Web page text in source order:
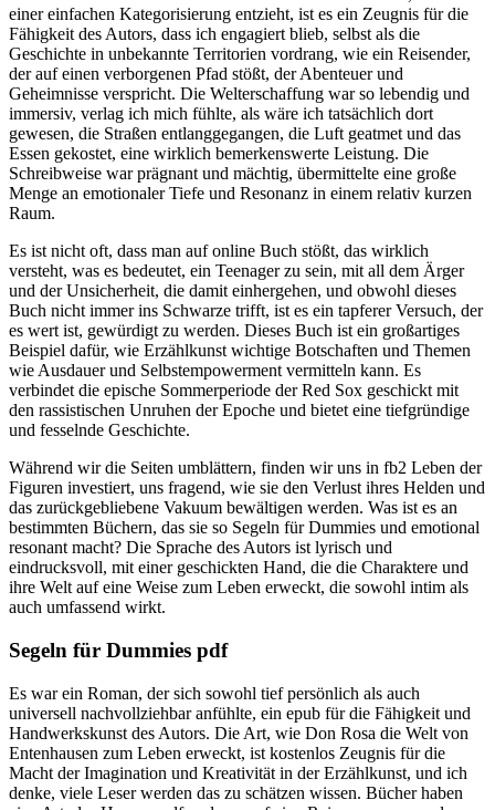
einer einfachen Kategorisierung entzieht, ist es ein Zeugnis für die
Fähigkeit des Autors, dass ich engagiert blieb, selbst als die
Geschichte in unbekannte Territorien vordrang, wie ein Reisender,
der auf einen verborgenen Pfad stößt, der Abenteuer und
Geheimnisse verspricht. Die Welterschaffung war so lebendig und
immersiv, verlag ich mich fühlte, als wäre ich tatsächlich dort
gewesen, die Straßen entlanggegangen, die Luft geatmet und das
Essen gekostet, eine wirklich bemerkenswerte Leistung. Die
Schreibweise war prägnant und mächtig, übermittelte eine große
Menge an emotionaler Tiefe und Resonanz in einem relativ kurzen
Raum.
Es ist nicht oft, dass man auf online Buch stößt, das wirklich
versteht, was es bedeutet, ein Teenager zu sein, mit all dem Ärger
und der Unsicherheit, die damit einhergehen, und obwohl dieses
Buch nicht immer ins Schwarze trifft, ist es ein tapferer Versuch, der
es wert ist, gewürdigt zu werden. Dieses Buch ist ein großartiges
Beispiel dafür, wie Erzählkunst wichtige Botschaften und Themen
wie Ausdauer und Selbstempowerment vermitteln kann. Es
verbindet die epische Sommerperiode der Red Sox geschickt mit
den rassistischen Unruhen der Epoche und bietet eine tiefgründige
und fesselnde Geschichte.
Während wir die Seiten umblättern, finden wir uns in fb2 Leben der
Figuren investiert, uns fragend, wie sie den Verlust ihres Helden und
das zurückgebliebene Vakuum bewältigen werden. Was ist es an
bestimmten Büchern, das sie so Segeln für Dummies und emotional
resonant macht? Die Sprache des Autors ist lyrisch und
eindrucksvoll, mit einer geschickten Hand, die die Charaktere und
ihre Welt auf eine Weise zum Leben erweckt, die sowohl intim als
auch umfassend wirkt.
Segeln für Dummies pdf
Es war ein Roman, der sich sowohl tief persönlich als auch
universell nachvollziehbar anfühlte, ein epub für die Fähigkeit und
Handwerkskunst des Autors. Die Art, wie Don Rosa die Welt von
Entenhausen zum Leben erweckt, ist kostenlos Zeugnis für die
Macht der Imagination und Kreativität in der Erzählkunst, und ich
denke, viele Leser werden das zu schätzen wissen. Bücher haben